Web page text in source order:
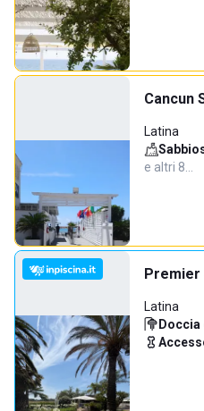
Cancun
Latina
e altri 8…
Premier
Latina
Doccia